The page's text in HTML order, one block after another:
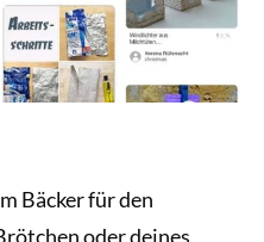
Bäcker für den
oder deines